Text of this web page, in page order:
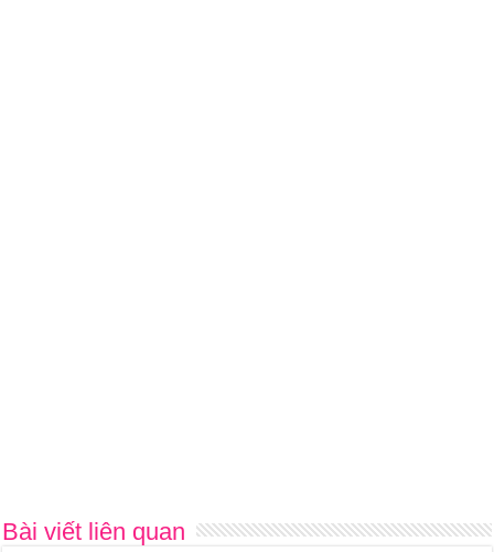
Bài viết liên quan